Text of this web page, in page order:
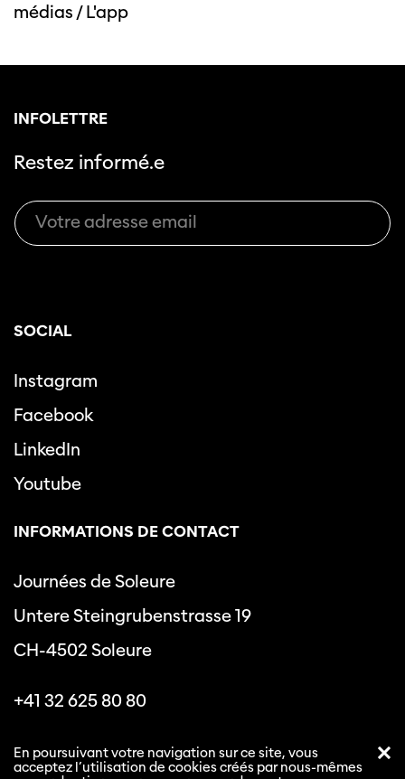
médias /L'app
INFOLETTRE
Restez informé.e
SOCIAL
Instagram
Facebook
LinkedIn
Youtube
INFORMATIONS DE CONTACT
Journées de Soleure
Untere Steingrubenstrasse 19
CH-4502 Soleure
+41 32 625 80 80
En poursuivant votre navigation sur ce site, vous
acceptez l’utilisation de cookies créés par nous-mêmes